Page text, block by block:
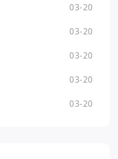
03-20
03-20
03-20
03-20
03-20